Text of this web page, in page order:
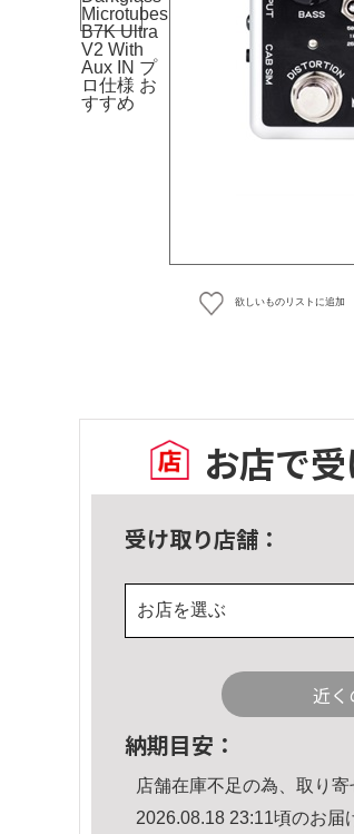
欲しいものリストに追加
お店で
受け取り店舗：
お店を選ぶ
近く
納期目安：
店舗在庫不足の為、取り寄
2026.08.18 23:11頃のお届